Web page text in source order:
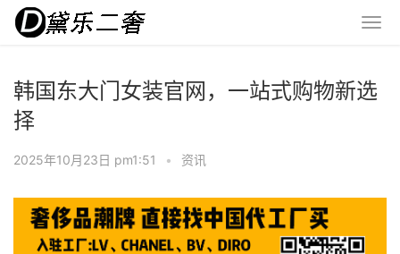
韩国东大门女装官网，一站式购物新选
择
2025年10月23日 pm1:51 • 资讯